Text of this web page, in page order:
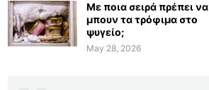
Με ποια σειρά πρέπει να
μπουν τα τρόφιμα στο
ψυγείο;
May 28, 2026